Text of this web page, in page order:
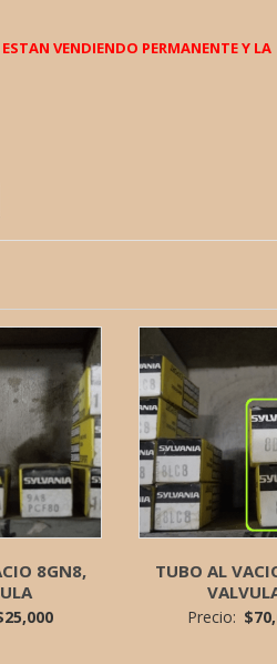
VENDIENDO PERMANENTE Y
8GN8,
25,000
TUBO AL
Precio: $